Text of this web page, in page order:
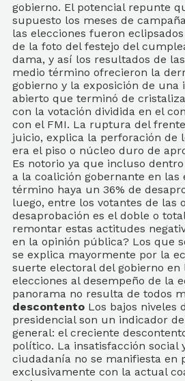
gobierno. El potencial repunte
supuesto los meses de
las elecciones fueron
de la foto del festejo del
dama, y así los resultados de
medio término ofrecieron la
gobierno y la exposición de una
abierto que terminó de
con la votación dividida en el
con el FMI. La ruptura del
juicio, explica la perforación de
era el piso o núcleo duro de
Es notorio ya que incluso
a la coalición gobernante en las
término haya un 36% de
luego, entre los votantes de las
desaprobación es el doble o
remontar estas actitudes
en la opinión pública? Los que
se explica mayormente por la
suerte electoral del gobierno
elecciones al desempeño de la
panorama no resulta de todos
descontento Los bajos niveles
presidencial son un indicador
general: el creciente
político. La insatisfacción social
ciudadanía no se manifiesta en
exclusivamente con la actual